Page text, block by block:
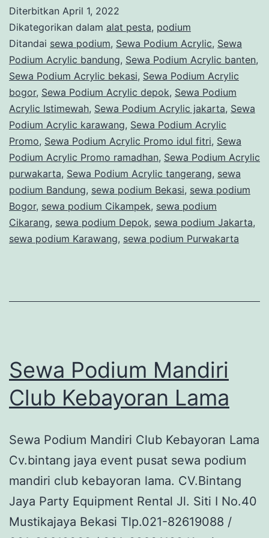
Promo
ramadhan
Lebih
Murah
dan
Hemat
Diterbitkan April 1, 2022
Dikategorikan dalam alat pesta, podium
Ditandai sewa podium, Sewa Podium Acrylic, Sewa
Podium Acrylic bandung, Sewa Podium Acrylic banten,
Sewa Podium Acrylic bekasi, Sewa Podium Acrylic
bogor, Sewa Podium Acrylic depok, Sewa Podium
Acrylic Istimewah, Sewa Podium Acrylic jakarta, Sewa
Podium Acrylic karawang, Sewa Podium Acrylic
Promo, Sewa Podium Acrylic Promo idul fitri, Sewa
Podium Acrylic Promo ramadhan, Sewa Podium Acrylic
purwakarta, Sewa Podium Acrylic tangerang, sewa
podium Bandung, sewa podium Bekasi, sewa podium
Bogor, sewa podium Cikampek, sewa podium
Cikarang, sewa podium Depok, sewa podium Jakarta,
sewa podium Karawang, sewa podium Purwakarta
Sewa Podium Mandiri
Club Kebayoran Lama
Sewa Podium Mandiri Club Kebayoran Lama
Cv.bintang jaya event pusat sewa podium
mandiri club kebayoran lama. CV.Bintang
Jaya Party Equipment Rental Jl. Siti I No.40
Mustikajaya Bekasi Tlp.021-82619088 /